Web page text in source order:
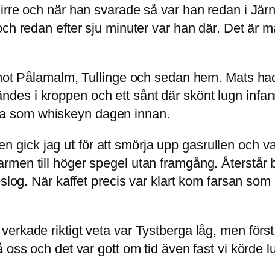
och när han svarade så var han redan i
redan efter sju minuter var han där. Det är
Pålamalm, Tullinge och sedan hem. Mats
i kroppen och ett sånt där skönt lugn
som whiskeyn dagen innan.
gick jag ut för att smörja upp gasrullen och
till höger spegel utan framgång. Återstår
När kaffet precis var klart kom farsan
riktigt veta var Tystberga låg, men
och det var gott om tid även fast vi körde